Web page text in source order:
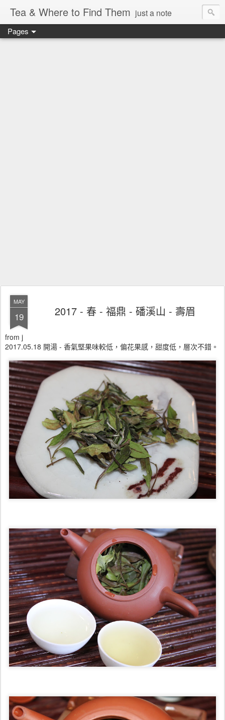
Tea & Where to Find Them just a note
Pages
MAY
19 2017 - 春 - 福鼎 - 磻溪山 - 壽眉
from j
2017.05.18 開湯 - 香氣堅果味較低，偏花果感，甜度低，層次不錯。